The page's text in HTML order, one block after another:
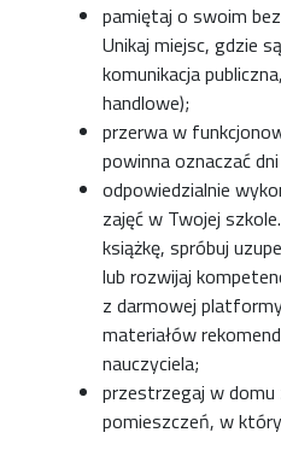
pamiętaj o swoim
Unikaj miejsc, gdzie
komunikacja
handlowe);
przerwa w
powinna oznaczać
odpowiedzialnie
zajęć w Twojej
książkę, spróbuj
lub rozwijaj
z darmowej
materiałów
nauczyciela;
przestrzegaj w
pomieszczeń, w